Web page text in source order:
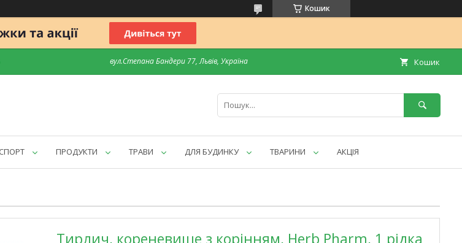
Кошик
вул.Степана Бандери 77, Львів, Україна Кошик
СПОРТ ПРОДУКТИ ТРАВИ ДЛЯ БУДИНКУ ТВАРИНИ АКЦІЯ
Тирлич, кореневище з корінням, Herb Pharm, 1 рідка